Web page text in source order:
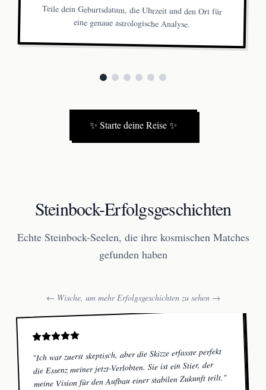
Teile dein Geburtsdatum, die Uhrzeit und den Ort für
eine genaue astrologische Analyse.
✨ Starte deine Reise✨
Steinbock-Erfolgsgeschichten
Echte Steinbock-Seelen, die ihre kosmischen Matches
gefunden haben
← Wische, um mehr Erfolgsgeschichten zu sehen →
"Ich war zuerst skeptisch, aber die Skizze erfasste perfekt
die Essenz meiner jetzt-Verlobten. Sie ist ein Stier, der
meine Vision für den Aufbau einer stabilen Zukunft teilt."